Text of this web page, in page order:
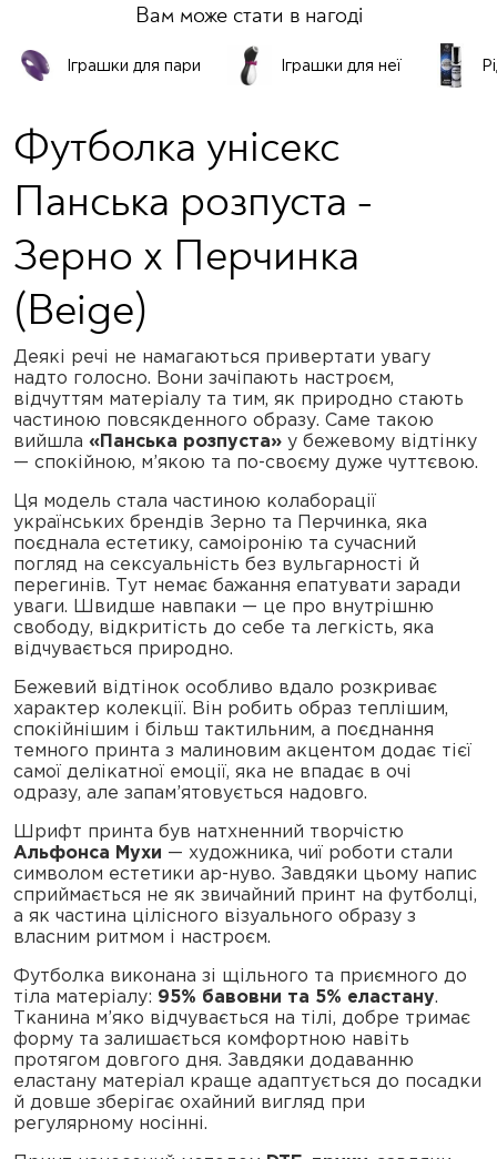
Вам може стати в нагоді
Іграшки для пари Іграшки для неї
Футболка унісекс
Панська розпуста -
Зерно x Перчинка
(Beige)
Деякі речі не намагаються привертати увагу
надто голосно. Вони зачіпають настроєм,
відчуттям матеріалу та тим, як природно стають
частиною повсякденного образу. Саме такою
вийшла «Панська розпуста» у бежевому відтінку
— спокійною, м’якою та по-своєму дуже чуттєвою.
Ця модель стала частиною колаборації
українських брендів Зерно та Перчинка, яка
поєднала естетику, самоіронію та сучасний
погляд на сексуальність без вульгарності й
перегинів. Тут немає бажання епатувати заради
уваги. Швидше навпаки — це про внутрішню
свободу, відкритість до себе та легкість, яка
відчувається природно.
Бежевий відтінок особливо вдало розкриває
характер колекції. Він робить образ теплішим,
спокійнішим і більш тактильним, а поєднання
темного принта з малиновим акцентом додає тієї
самої делікатної емоції, яка не впадає в очі
одразу, але запам’ятовується надовго.
Шрифт принта був натхненний творчістю
Альфонса Мухи — художника, чиї роботи стали
символом естетики ар-нуво. Завдяки цьому напис
сприймається не як звичайний принт на футболці,
а як частина цілісного візуального образу з
власним ритмом і настроєм.
Футболка виконана зі щільного та приємного до
тіла матеріалу: 95% бавовни та 5% еластану.
Тканина м’яко відчувається на тілі, добре тримає
форму та залишається комфортною навіть
протягом довгого дня. Завдяки додаванню
еластану матеріал краще адаптується до посадки
й довше зберігає охайний вигляд при
регулярному носінні.